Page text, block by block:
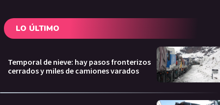
LO ÚLTIMO
Temporal de nieve: hay pasos fronterizos
cerrados y miles de camiones varados